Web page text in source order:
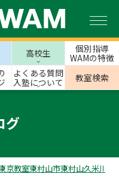
高校生
個別指導
WAMの特徴
よくある質問
入塾について
教室検索
グ
京教室東村山市東村山久米川校